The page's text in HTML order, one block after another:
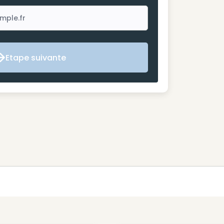
Etape suivante
Etape suivante